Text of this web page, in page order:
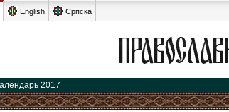
English Српска
2017